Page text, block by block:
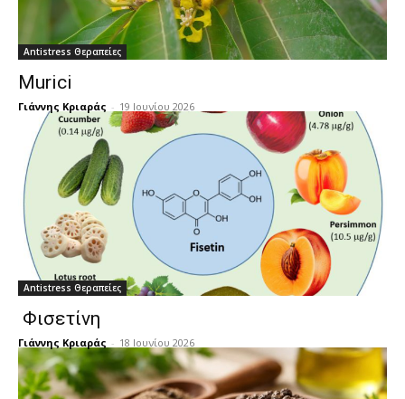
Antistress Θεραπείες
Murici
Γιάννης Κριαράς - 19 Ιουνίου 2026
Antistress Θεραπείες
Φισετίνη
Γιάννης Κριαράς - 18 Ιουνίου 2026